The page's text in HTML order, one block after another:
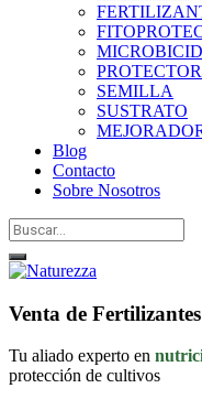
SEMILLA
SUSTRATO
Blog
Contacto
Sobre Nosotros
Venta de
Tu aliado experto en
protección de cultivos